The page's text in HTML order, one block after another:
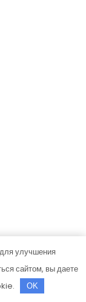
улучшения
сайтом, вы даете
OK